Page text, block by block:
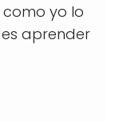
como yo lo
aprender